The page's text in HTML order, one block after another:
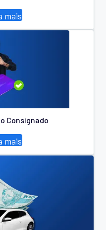
mais
Consignado
mais